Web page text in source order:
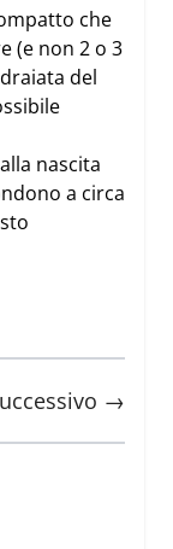
che
(e non 2 o 3
del
nascita
a circa
→